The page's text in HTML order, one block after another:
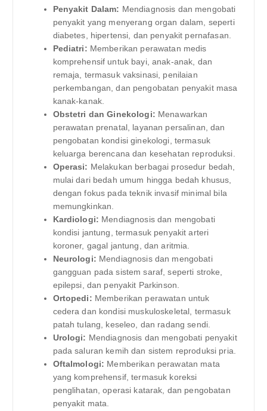
Penyakit Dalam: Mendiagnosis dan mengobati
penyakit yang menyerang organ dalam, seperti
diabetes, hipertensi, dan penyakit pernafasan.
Pediatri: Memberikan perawatan medis
komprehensif untuk bayi, anak-anak, dan
remaja, termasuk vaksinasi, penilaian
perkembangan, dan pengobatan penyakit masa
kanak-kanak.
Obstetri dan Ginekologi: Menawarkan
perawatan prenatal, layanan persalinan, dan
pengobatan kondisi ginekologi, termasuk
keluarga berencana dan kesehatan reproduksi.
Operasi: Melakukan berbagai prosedur bedah,
mulai dari bedah umum hingga bedah khusus,
dengan fokus pada teknik invasif minimal bila
memungkinkan.
Kardiologi: Mendiagnosis dan mengobati
kondisi jantung, termasuk penyakit arteri
koroner, gagal jantung, dan aritmia.
Neurologi: Mendiagnosis dan mengobati
gangguan pada sistem saraf, seperti stroke,
epilepsi, dan penyakit Parkinson.
Ortopedi: Memberikan perawatan untuk
cedera dan kondisi muskuloskeletal, termasuk
patah tulang, keseleo, dan radang sendi.
Urologi: Mendiagnosis dan mengobati penyakit
pada saluran kemih dan sistem reproduksi pria.
Oftalmologi: Memberikan perawatan mata
yang komprehensif, termasuk koreksi
penglihatan, operasi katarak, dan pengobatan
penyakit mata.